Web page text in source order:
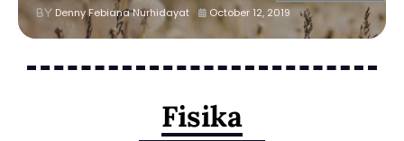
Denny Febiana Nurhidayat October 12, 2019
Fisika